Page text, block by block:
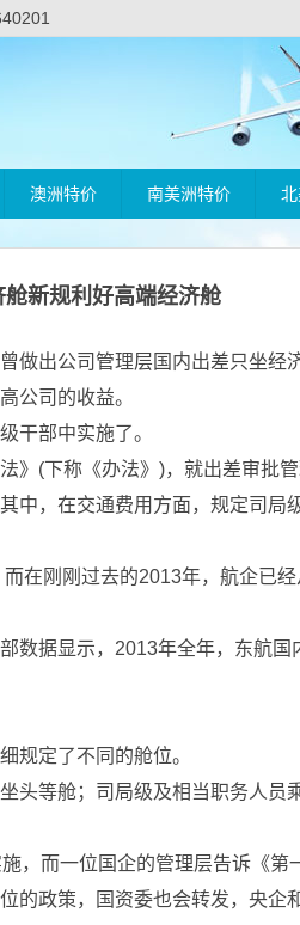
澳洲特价 南美洲特价
新规利好高端经济舱
做出公司管理层国内出差只坐经
公司的收益。
部中实施了。
(下称《办法》)，就出差审批
中，在交通费用方面，规定司局
在刚刚过去的2013年，航企已
据显示，2013年全年，东航国
定了不同的舱位。
等舱；司局级及相当职务人员
而一位国企的管理层告诉《第
的政策，国资委也会转发，央企